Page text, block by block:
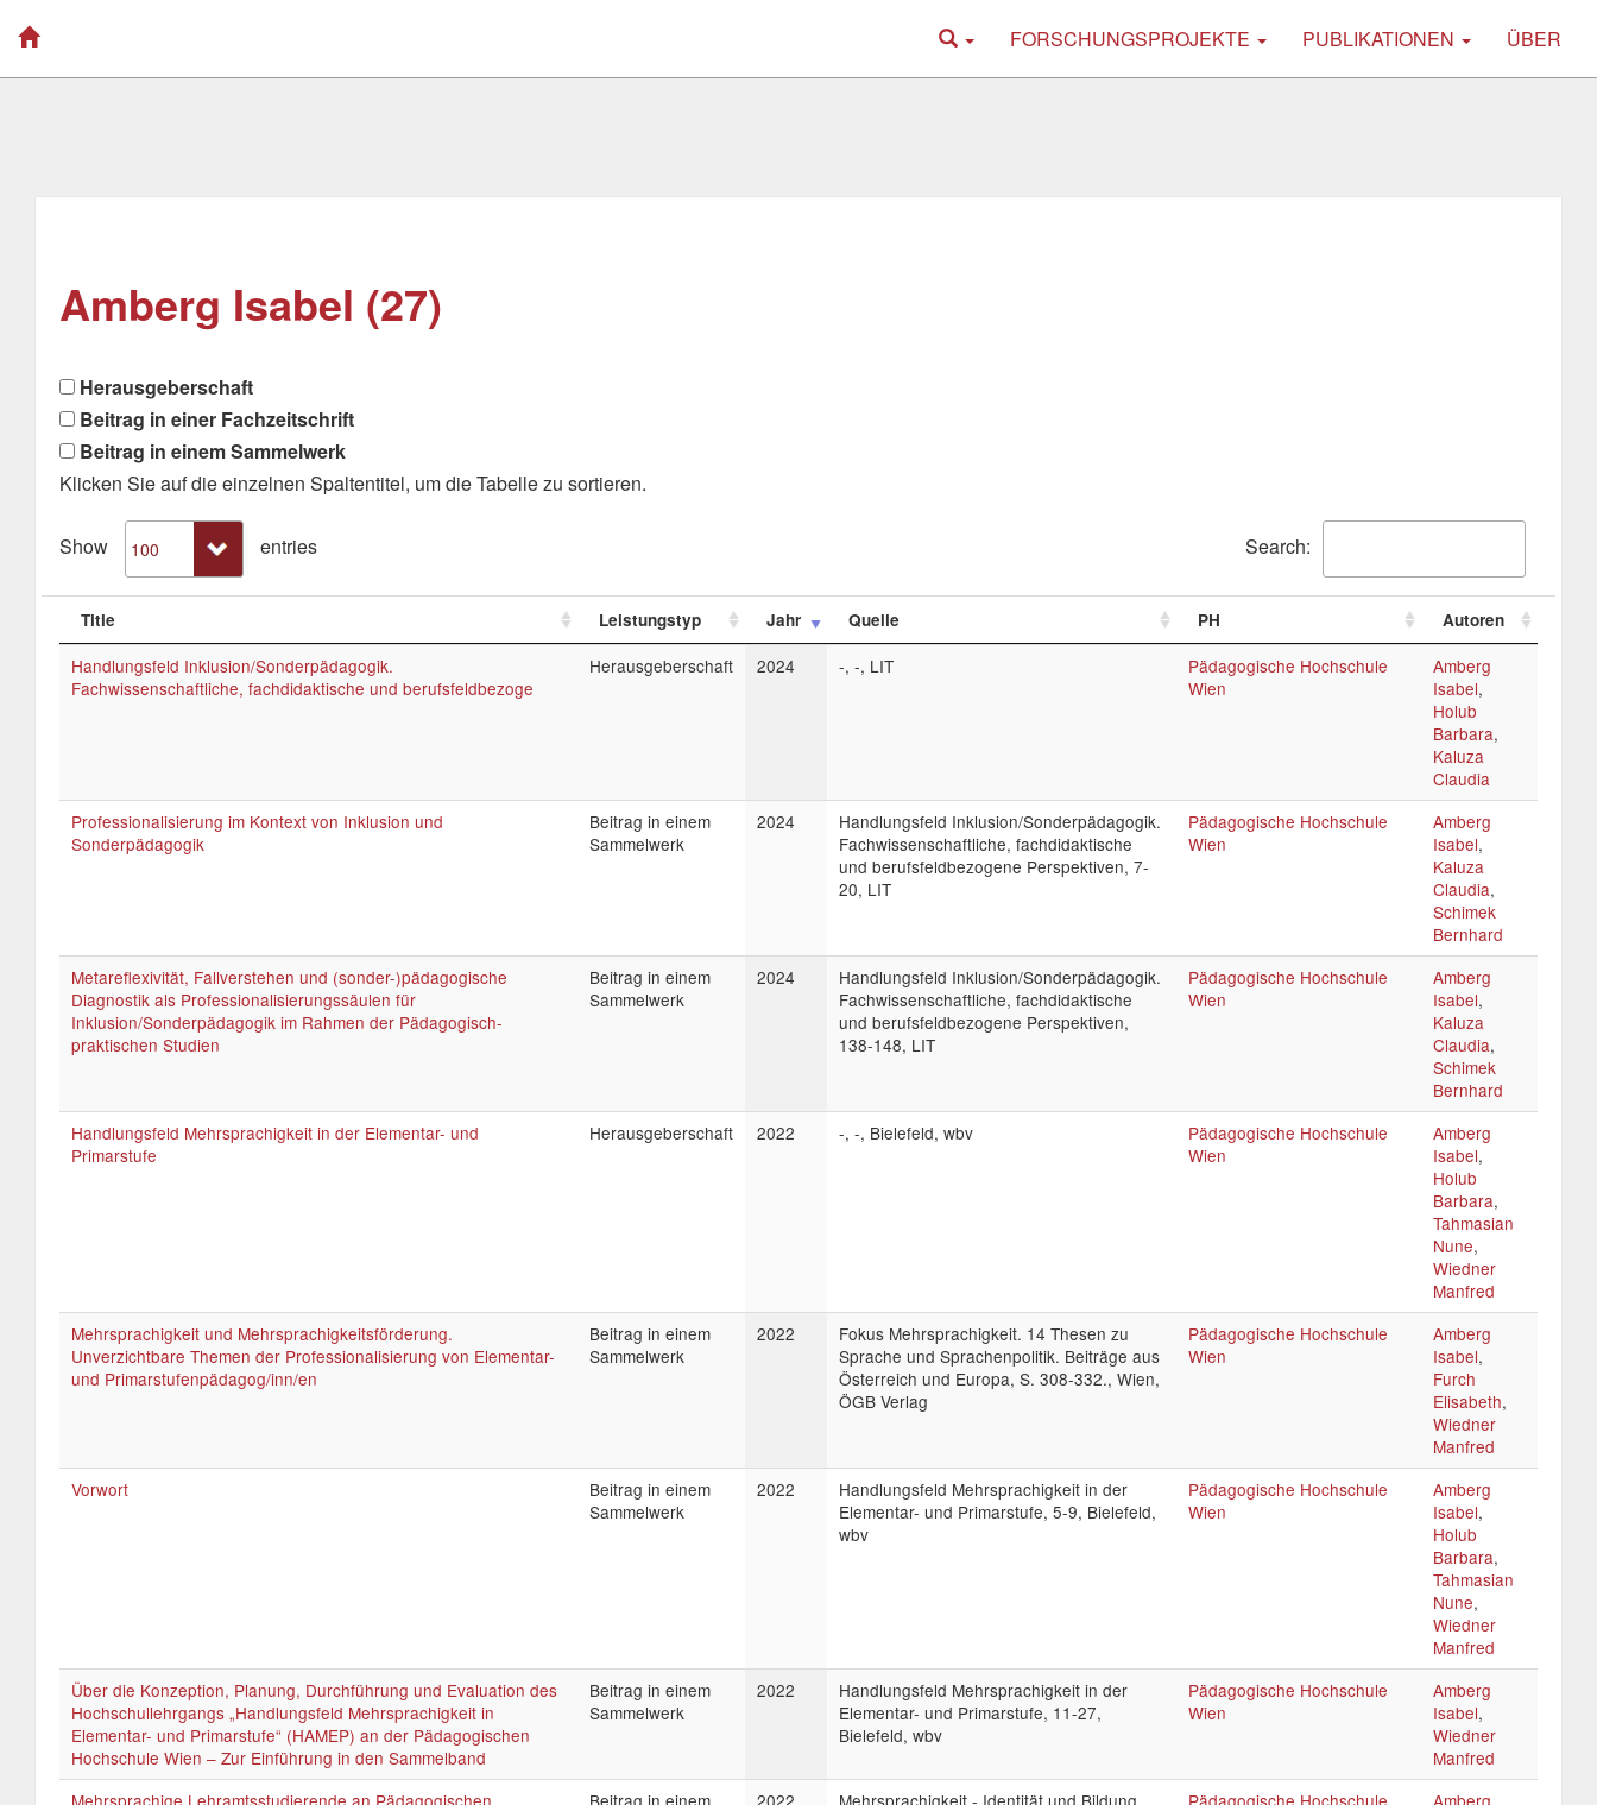
FORSCHUNGSPROJEKTE PUBLIKATIONEN ÜBER
Amberg Isabel (27)
Herausgeberschaft
Beitrag in einer Fachzeitschrift
Beitrag in einem Sammelwerk
Klicken Sie auf die einzelnen Spaltentitel, um die Tabelle zu sortieren.
Show entries Search:
Title Leistungstyp Jahr Quelle PH Autoren
Handlungsfeld Inklusion/Sonderpädagogik.
Fachwissenschaftliche, fachdidaktische und berufsfeldbezoge
Herausgeberschaft 2024 -, -, LIT
Pädagogische Hochschule
Wien
Amberg
Isabel,
Holub
Barbara,
Kaluza
Claudia
Professionalisierung im Kontext von Inklusion und
Sonderpädagogik
Beitrag in einem
Sammelwerk
2024
Handlungsfeld Inklusion/Sonderpädagogik.
Fachwissenschaftliche, fachdidaktische
und berufsfeldbezogene Perspektiven, 7-
20, LIT
Pädagogische Hochschule
Wien
Amberg
Isabel,
Kaluza
Claudia,
Schimek
Bernhard
Metareflexivität, Fallverstehen und (sonder-)pädagogische
Diagnostik als Professionalisierungssäulen für
Inklusion/Sonderpädagogik im Rahmen der Pädagogisch-
praktischen Studien
Beitrag in einem
Sammelwerk
2024
Handlungsfeld Inklusion/Sonderpädagogik.
Fachwissenschaftliche, fachdidaktische
und berufsfeldbezogene Perspektiven,
138-148, LIT
Pädagogische Hochschule
Wien
Amberg
Isabel,
Kaluza
Claudia,
Schimek
Bernhard
Handlungsfeld Mehrsprachigkeit in der Elementar- und
Primarstufe
Herausgeberschaft 2022 -, -, Bielefeld, wbv
Pädagogische Hochschule
Wien
Amberg
Isabel,
Holub
Barbara,
Tahmasian
Nune,
Wiedner
Manfred
Mehrsprachigkeit und Mehrsprachigkeitsförderung.
Unverzichtbare Themen der Professionalisierung von Elementar-
und Primarstufenpädagog/inn/en
Beitrag in einem
Sammelwerk
2022
Fokus Mehrsprachigkeit. 14 Thesen zu
Sprache und Sprachenpolitik. Beiträge aus
Österreich und Europa, S. 308-332., Wien,
ÖGB Verlag
Pädagogische Hochschule
Wien
Amberg
Isabel,
Furch
Elisabeth,
Wiedner
Manfred
Vorwort
Beitrag in einem
Sammelwerk
2022
Handlungsfeld Mehrsprachigkeit in der
Elementar- und Primarstufe, 5-9, Bielefeld,
wbv
Pädagogische Hochschule
Wien
Amberg
Isabel,
Holub
Barbara,
Tahmasian
Nune,
Wiedner
Manfred
Über die Konzeption, Planung, Durchführung und Evaluation des
Hochschullehrgangs „Handlungsfeld Mehrsprachigkeit in
Elementar- und Primarstufe“ (HAMEP) an der Pädagogischen
Hochschule Wien – Zur Einführung in den Sammelband
Beitrag in einem
Sammelwerk
2022
Handlungsfeld Mehrsprachigkeit in der
Elementar- und Primarstufe, 11-27,
Bielefeld, wbv
Pädagogische Hochschule
Wien
Amberg
Isabel,
Wiedner
Manfred
Mehrsprachige Lehramtsstudierende an Pädagogischen
Beitrag in einem
2022
Mehrsprachigkeit - Identität und Bildung,
Pädagogische Hochschule
Amberg